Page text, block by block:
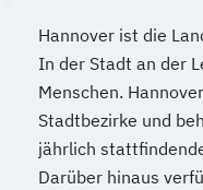
Hannover ist die
In der Stadt an der
Menschen.
Stadtbezirke und
jährlich
Darüber hinaus